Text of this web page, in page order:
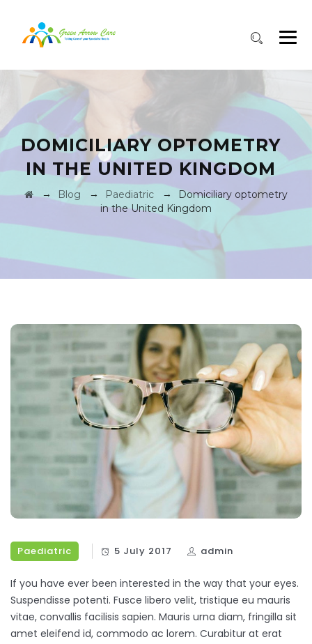
DOMICILIARY OPTOMETRY
IN THE UNITED KINGDOM
→ Blog → Paediatric →
Domiciliary optometry
in the United Kingdom
Paediatric 5 July 2017 admin
If you have ever been interested in the way that your eyes.
Suspendisse potenti. Fusce libero velit, tristique eu mauris
vitae, convallis facilisis sapien. Mauris urna diam, fringilla sit
amet eleifend id, commodo ac lorem. Curabitur at erat